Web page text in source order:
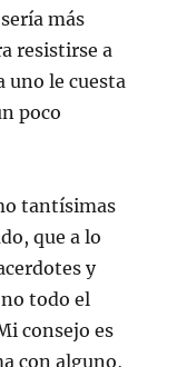
más
resistirse a
uno le cuesta
poco
tantísimas
que a lo
y
todo el
consejo es
con alguno,